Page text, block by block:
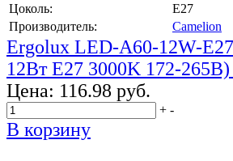
Цоколь:
E27
Производитель:
Camelion
Ergolux LED-A60-12W-
12Вт E27 3000K 172-
Цена: 116.98 руб.
+ -
В корзину